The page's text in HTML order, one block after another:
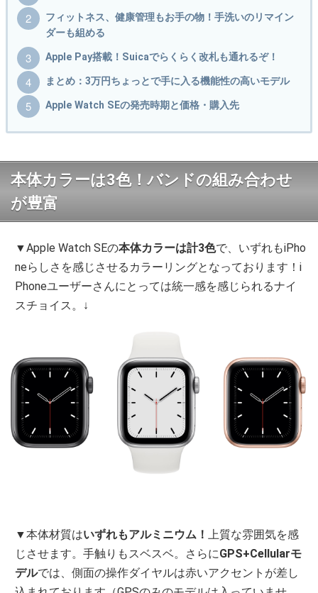
フィットネス、健康管理もお手の物！手洗いのリマイン
ダーも組める
Apple Pay搭載！Suicaでらくらく改札も通れるぞ！
まとめ：3万円ちょっとで手に入る機能性の高いモデル
Apple Watch SEの発売時期と価格・購入先
本体カラーは3色！バンドの組み合わせ
が豊富
▼Apple Watch SEの本体カラーは計3色で、いずれもiPho
neらしさを感じさせるカラーリングとなっております！i
Phoneユーザーさんにとっては統一感を感じられるナイ
スチョイス。↓
▼本体材質はいずれもアルミニウム！上質な雰囲気を感
じさせます。手触りもスベスベ。さらにGPS+Cellularモ
デルでは、側面の操作ダイヤルは赤いアクセントが差し